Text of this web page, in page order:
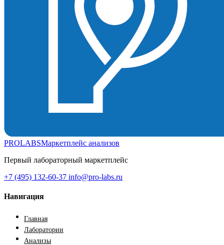
PROLABSМаркетплейс анализов
Первый лабораторный маркетплейс
+7 (495) 132-60-37 info@pro-labs.ru
Навигация
Главная
Лаборатории
Анализы